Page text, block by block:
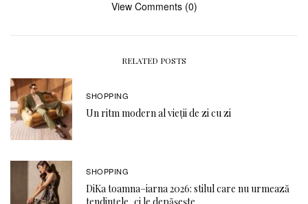
View Comments (0)
RELATED POSTS
SHOPPING
Un ritm modern al vieții de zi cu zi
SHOPPING
DiKa toamna–iarna 2026: stilul care nu urmează